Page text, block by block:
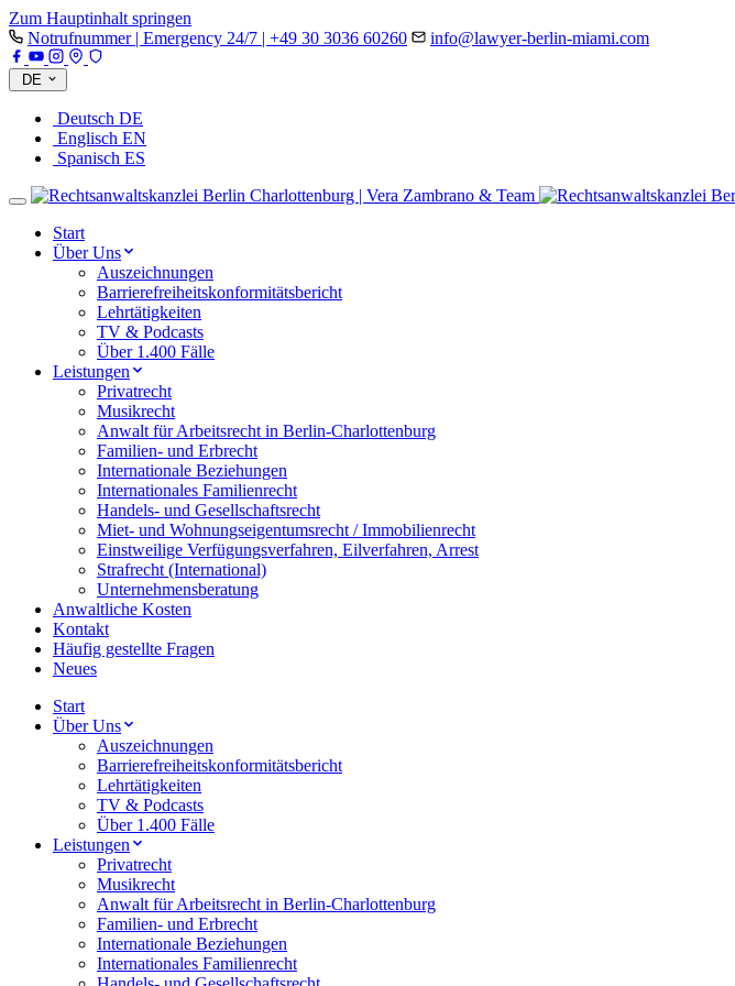
Zum Hauptinhalt springen
Notrufnummer | Emergency 24/7 | +49 30 3036 60260
info@lawyer-berlin-miami.com
DE
Deutsch DE
Englisch EN
Spanisch ES
Start
Über Uns
Auszeichnungen
Barrierefreiheitskonformitätsbericht
Lehrtätigkeiten
TV & Podcasts
Über 1.400 Fälle
Leistungen
Privatrecht
Musikrecht
Anwalt für Arbeitsrecht in Berlin-Charlottenburg
Familien- und Erbrecht
Internationale Beziehungen
Internationales Familienrecht
Handels- und Gesellschaftsrecht
Miet- und Wohnungseigentumsrecht / Immobilienrecht
Einstweilige Verfügungsverfahren, Eilverfahren, Arrest
Strafrecht (International)
Unternehmensberatung
Anwaltliche Kosten
Kontakt
Häufig gestellte Fragen
Neues
Start
Über Uns
Auszeichnungen
Barrierefreiheitskonformitätsbericht
Lehrtätigkeiten
TV & Podcasts
Über 1.400 Fälle
Leistungen
Privatrecht
Musikrecht
Anwalt für Arbeitsrecht in Berlin-Charlottenburg
Familien- und Erbrecht
Internationale Beziehungen
Internationales Familienrecht